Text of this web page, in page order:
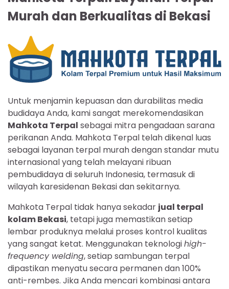
Murah dan Berkualitas di Bekasi
Untuk menjamin kepuasan dan durabilitas media
budidaya Anda, kami sangat merekomendasikan
Mahkota Terpal sebagai mitra pengadaan sarana
perikanan Anda. Mahkota Terpal telah dikenal luas
sebagai layanan terpal murah dengan standar mutu
internasional yang telah melayani ribuan
pembudidaya di seluruh Indonesia, termasuk di
wilayah karesidenan Bekasi dan sekitarnya.
Mahkota Terpal tidak hanya sekadar jual terpal
kolam Bekasi, tetapi juga memastikan setiap
lembar produknya melalui proses kontrol kualitas
yang sangat ketat. Menggunakan teknologihigh-
frequency welding, setiap sambungan terpal
dipastikan menyatu secara permanen dan 100%
anti-rembes. Jika Anda mencari kombinasi antara